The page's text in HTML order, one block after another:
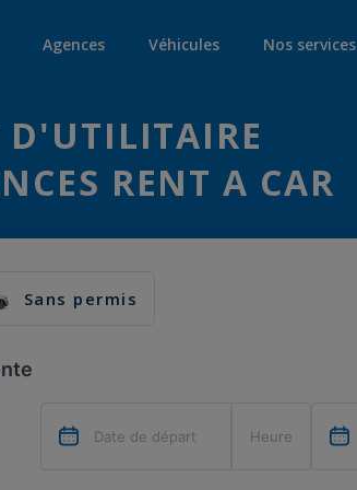
Agences Véhicules Nos services
D'UTILITAIRE
RENT A CAR
Sans permis